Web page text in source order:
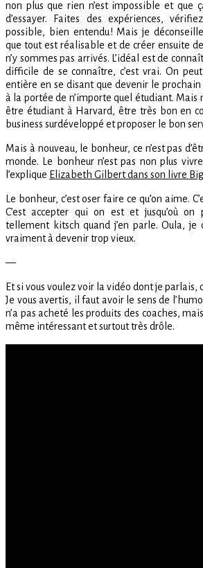
non plus que rien n’est impossible et que
d’essayer. Faites des expériences,
possible, bien entendu ! Mais je
que tout est réalisable et de créer ensuite
n’y sommes pas arrivés. L’idéal est de
difficile de se connaître, c’est vrai. On
entière en se disant que devenir le prochain
à la portée de n’importe quel étudiant. Mais
être étudiant à Harvard, être très bon en
business surdéveloppé et proposer le bon
Mais à nouveau, le bonheur, ce n’est pas
monde. Le bonheur n’est pas non plus
l’explique Elizabeth Gilbert dans son livre
Le bonheur, c’est oser faire ce qu’on aime.
C’est accepter qui on est et jusqu’où
tellement kitsch quand j’en parle. Oula, je
vraiment à devenir trop vieux.
—
Et si vous voulez voir la vidéo dont je parlais,
Je vous avertis, il faut avoir le sens de
n’a pas acheté les produits des coaches,
même intéressant et surtout très drôle.